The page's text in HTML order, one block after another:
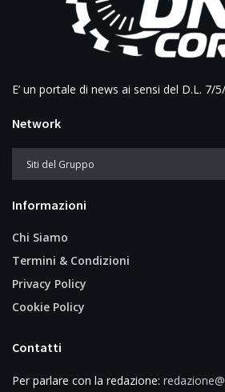
E’ un portale di news ai sensi del D.L. 7/
Network
Informazioni
Chi Siamo
Termini & Condizioni
Privacy Policy
Cookie Policy
Contatti
Per parlare con la redazione: